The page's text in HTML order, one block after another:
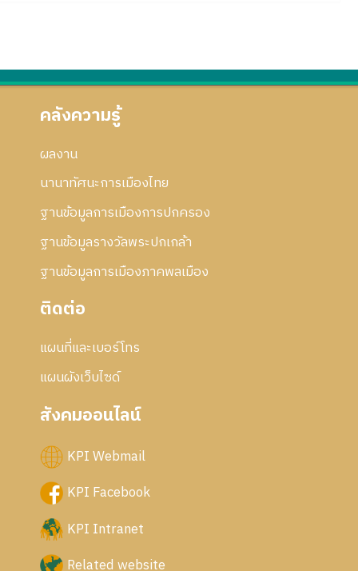
คลังความรู้
ผลงาน
นานาทัศนะการเมืองไทย
ฐานข้อมูลการเมืองการปกครอง
ฐานข้อมูลรางวัลพระปกเกล้า
ฐานข้อมูลการเมืองภาคพลเมือง
ติดต่อ
แผนที่และเบอร์โทร
แผนผังเว็บไซด์
สังคมออนไลน์
KPI Webmail
KPI Facebook
KPI Intranet
Related website